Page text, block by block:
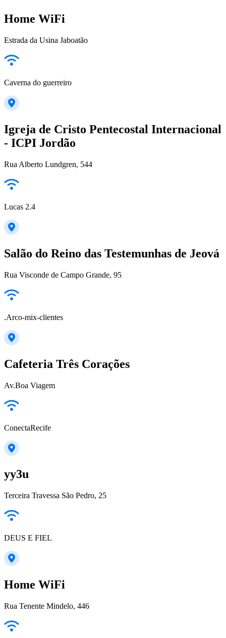
Home WiFi
Estrada da Usina Jaboatão
Caverna do guerreiro
Igreja de Cristo Pentecostal Internacional
- ICPI Jordão
Rua Alberto Lundgren, 544
Lucas 2.4
Salão do Reino das Testemunhas de Jeová
Rua Visconde de Campo Grande, 95
.Arco-mix-clientes
Cafeteria Três Corações
Av.Boa Viagem
ConectaRecife
yy3u
Terceira Travessa São Pedro, 25
DEUS E FIEL
Home WiFi
Rua Tenente Mindelo, 446